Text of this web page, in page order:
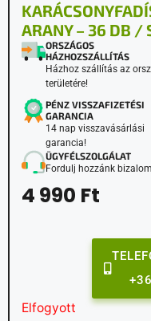
ARANY – 36 DB /
ORSZÁGOS
HÁZHOZSZÁLLÍTÁS
Házhoz szállítás az
területére!
PÉNZ VISSZAFIZETÉSI
GARANCIA
14 nap visszavásárlási
garancia!
ÜGYFÉLSZOLGÁLAT
Fordulj hozzánk
4 990 Ft
Elfogyott